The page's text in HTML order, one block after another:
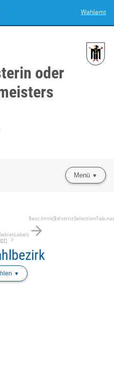
Wahlamt
oder
Menü
arrow_forward